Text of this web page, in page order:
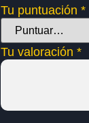
Tu puntuación *
Tu valoración *